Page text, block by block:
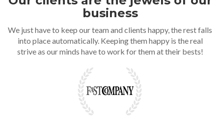
business
We just have to keep our team and clients happy, the rest falls
into place automatically. Keeping them happy is the real
strive as our minds have to work for them at their bests!